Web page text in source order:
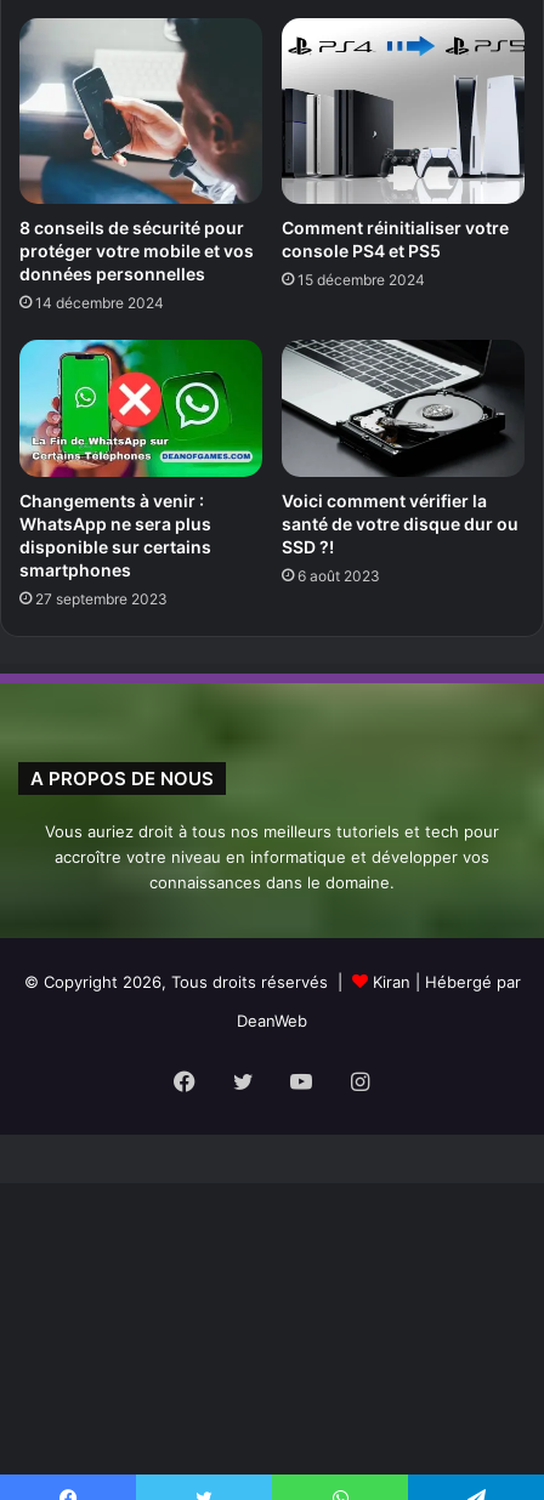
8 conseils de sécurité pour
protéger votre mobile et vos
données personnelles
14 décembre 2024
Comment réinitialiser votre
console PS4 et PS5
15 décembre 2024
Changements à venir :
WhatsApp ne sera plus
disponible sur certains
smartphones
27 septembre 2023
Voici comment vérifier la
santé de votre disque dur ou
SSD ?!
6 août 2023
A PROPOS DE NOUS
Vous auriez droit à tous nos meilleurs tutoriels et tech pour
accroître votre niveau en informatique et développer vos
connaissances dans le domaine.
© Copyright 2026, Tous droits réservés | Kiran | Hébergé par
DeanWeb
Facebook
Twitter YouTubeInstagram